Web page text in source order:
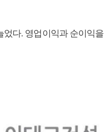
었다. 영업이익과 순이익을